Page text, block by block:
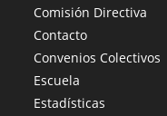
Comisión Directiva
Contacto
Convenios Colectivos
Escuela
Estadísticas